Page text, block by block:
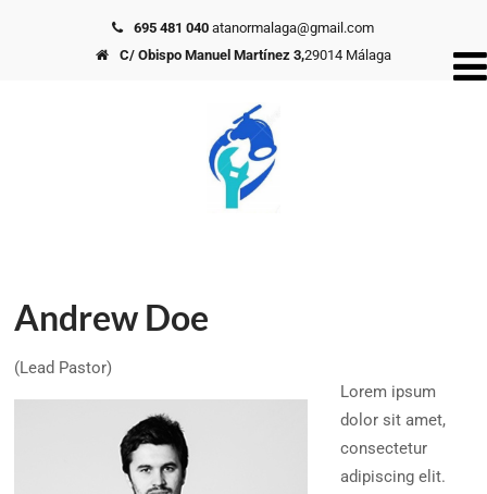
695 481 040 atanormalaga@gmail.com
C/ Obispo Manuel Martínez 3,29014 Málaga
Andrew Doe
(Lead Pastor)
Lorem ipsum
dolor sit amet,
consectetur
adipiscing elit.